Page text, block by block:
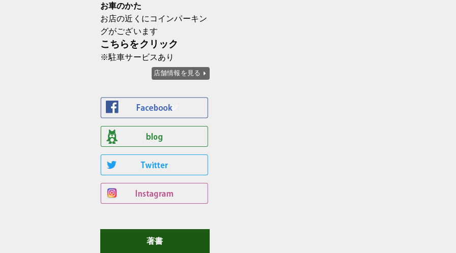
お車のかた
お店の近くにコインパーキン
グがございます
こちらをクリック
※駐車サービスあり
店舗情報を見る
著書